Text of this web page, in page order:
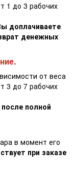
1 до 3 рабочих
доплачиваете
денежных
от веса
3 до 7 рабочих
полной
в момент его
при заказе